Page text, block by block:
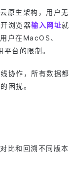
原生架构，用户无
浏览器输入网址就
户在MacOS、
台的限制。
协作，所有数据都
困扰。
比和回溯不同版本